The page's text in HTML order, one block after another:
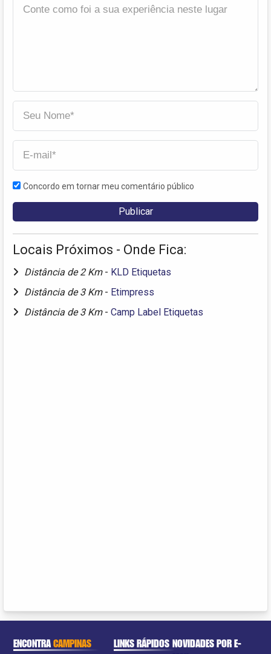
Concordo em tornar meu comentário público
Locais Próximos - Onde Fica:
Distância de 2 Km - KLD Etiquetas
Distância de 3 Km - Etimpress
Distância de 3 Km - Camp Label Etiquetas
ENCONTRACAMPINAS LINKS RÁPIDOS NOVIDADES POR E-